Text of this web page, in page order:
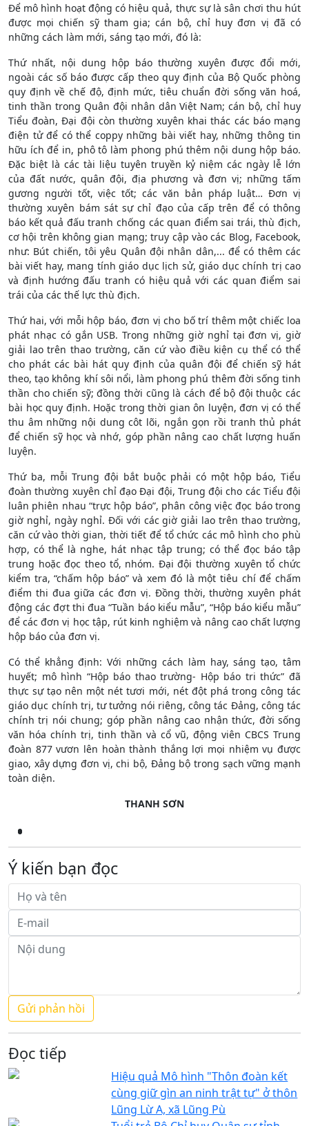
Để mô hình hoạt động có hiệu quả, thực sự là sân chơi thu hút
được mọi chiến sỹ tham gia; cán bộ, chỉ huy đơn vị đã có
những cách làm mới, sáng tạo mới, đó là:
Thứ nhất, nội dung hộp báo thường xuyên được đổi mới,
ngoài các số báo được cấp theo quy định của Bộ Quốc phòng
quy định về chế độ, định mức, tiêu chuẩn đời sống văn hoá,
tinh thần trong Quân đội nhân dân Việt Nam; cán bộ, chỉ huy
Tiểu đoàn, Đại đội còn thường xuyên khai thác các báo mạng
điện tử để có thể coppy những bài viết hay, những thông tin
hữu ích để in, phô tô làm phong phú thêm nội dung hộp báo.
Đặc biệt là các tài liệu tuyên truyền kỷ niệm các ngày lễ lớn
của đất nước, quân đội, địa phương và đơn vị; những tấm
gương người tốt, việc tốt; các văn bản pháp luật… Đơn vị
thường xuyên bám sát sự chỉ đạo của cấp trên để có thông
báo kết quả đấu tranh chống các quan điểm sai trái, thù địch,
cơ hội trên không gian mạng; truy cập vào các Blog, Facebook,
như: Bút chiến, tôi yêu Quân đội nhân dân,... để có thêm các
bài viết hay, mang tính giáo dục lịch sử, giáo dục chính trị cao
và định hướng đấu tranh có hiệu quả với các quan điểm sai
trái của các thế lực thù địch.
Thứ hai, với mỗi hộp báo, đơn vị cho bố trí thêm một chiếc loa
phát nhạc có gắn USB. Trong những giờ nghỉ tại đơn vị, giờ
giải lao trên thao trường, căn cứ vào điều kiện cụ thể có thể
cho phát các bài hát quy định của quân đội để chiến sỹ hát
theo, tạo không khí sôi nổi, làm phong phú thêm đời sống tinh
thần cho chiến sỹ; đồng thời cũng là cách để bộ đội thuộc các
bài học quy định. Hoặc trong thời gian ôn luyện, đơn vị có thể
thu âm những nội dung côt lõi, ngắn gọn rồi tranh thủ phát
để chiến sỹ học và nhớ, góp phần nâng cao chất lượng huấn
luyện.
Thứ ba, mỗi Trung đội bắt buộc phải có một hộp báo, Tiểu
đoàn thường xuyên chỉ đạo Đại đội, Trung đội cho các Tiểu đội
luân phiên nhau “trực hộp báo”, phân công việc đọc báo trong
giờ nghỉ, ngày nghỉ. Đối với các giờ giải lao trên thao trường,
căn cứ vào thời gian, thời tiết để tổ chức các mô hình cho phù
hợp, có thể là nghe, hát nhạc tập trung; có thể đọc báo tập
trung hoặc đọc theo tổ, nhóm. Đại đội thường xuyên tổ chức
kiểm tra, “chấm hộp báo” và xem đó là một tiêu chí để chấm
điểm thi đua giữa các đơn vị. Đồng thời, thường xuyên phát
động các đợt thi đua “Tuần báo kiểu mẫu”, “Hộp báo kiểu mẫu”
để các đơn vị học tập, rút kinh nghiệm và nâng cao chất lượng
hộp báo của đơn vị.
Có thể khẳng định: Với những cách làm hay, sáng tạo, tâm
huyết; mô hình “Hộp báo thao trường- Hộp báo tri thức” đã
thực sự tạo nên một nét tươi mới, nét đột phá trong công tác
giáo dục chính trị, tư tưởng nói riêng, công tác Đảng, công tác
chính trị nói chung; góp phần nâng cao nhận thức, đời sống
văn hóa chính trị, tinh thần và cổ vũ, động viên CBCS Trung
đoàn 877 vươn lên hoàn thành thắng lợi mọi nhiệm vụ được
giao, xây dựng đơn vị, chi bộ, Đảng bộ trong sạch vững mạnh
toàn diện.
THANH SƠN
Ý kiến bạn đọc
Đọc tiếp
Hiệu quả Mô hình "Thôn đoàn kết
cùng giữ gìn an ninh trật tự" ở thôn
Lũng Lừ A, xã Lũng Pù